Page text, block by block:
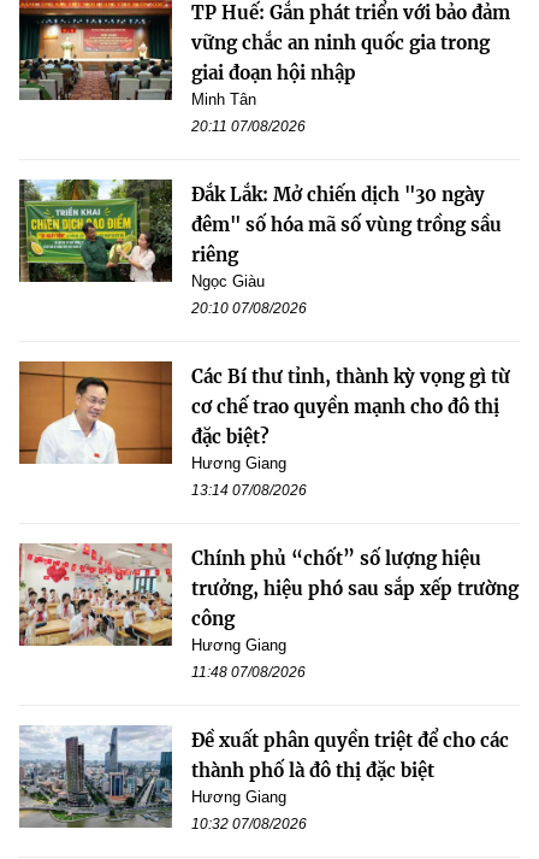
TP Huế: Gắn phát triển với bảo đảm
vững chắc an ninh quốc gia trong
giai đoạn hội nhập
Minh Tân
20:11 07/08/2026
Đắk Lắk: Mở chiến dịch "30 ngày
đêm" số hóa mã số vùng trồng sầu
riêng
Ngọc Giàu
20:10 07/08/2026
Các Bí thư tỉnh, thành kỳ vọng gì từ
cơ chế trao quyền mạnh cho đô thị
đặc biệt?
Hương Giang
13:14 07/08/2026
Chính phủ “chốt” số lượng hiệu
trưởng, hiệu phó sau sắp xếp trường
công
Hương Giang
11:48 07/08/2026
Đề xuất phân quyền triệt để cho các
thành phố là đô thị đặc biệt
Hương Giang
10:32 07/08/2026